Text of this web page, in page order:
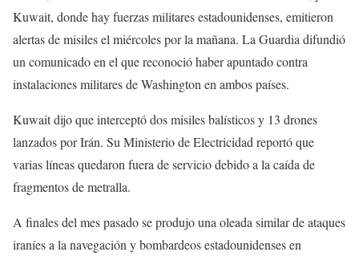
Kuwait, donde hay fuerzas militares estadounidenses, emitieron
alertas de misiles el miércoles por la mañana. La Guardia difundió
un comunicado en el que reconoció haber apuntado contra
instalaciones militares de Washington en ambos países.
Kuwait dijo que interceptó dos misiles balísticos y 13 drones
lanzados por Irán. Su Ministerio de Electricidad reportó que
varias líneas quedaron fuera de servicio debido a la caída de
fragmentos de metralla.
A finales del mes pasado se produjo una oleada similar de ataques
iraníes a la navegación y bombardeos estadounidenses en